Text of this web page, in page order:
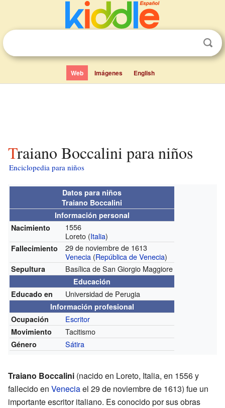
Web Imágenes English
Traiano Boccalini para niños
Enciclopedia para niños
Datos para niños
Traiano Boccalini
Información personal
Nacimiento
1556
Loreto (Italia)
Fallecimiento
29 de noviembre de 1613
Venecia (República de Venecia)
Sepultura Basílica de San Giorgio Maggiore
Educación
Educado en
Universidad de Perugia
Información profesional
Ocupación
Escritor
Movimiento Tacitismo
Género Sátira
Traiano Boccalini (nacido en Loreto, Italia, en 1556 y
fallecido en Veneciael 29 de noviembre de 1613) fue un
importante escritor italiano. Es conocido por sus obras